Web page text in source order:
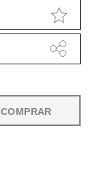
COMPRAR